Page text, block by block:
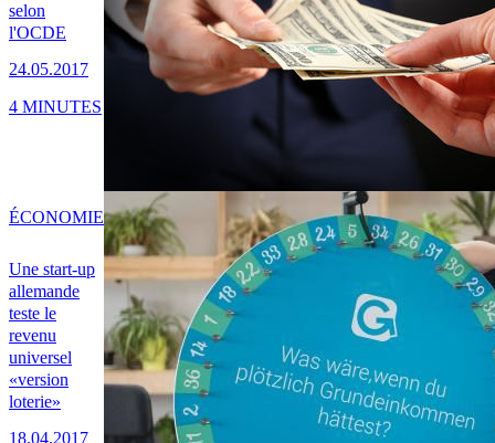
selon
l'OCDE
24.05.2017
4 MINUTES
Une start-up
allemande
teste le
revenu
universel
«version
loterie»
18.04.2017
ÉCONOMIE